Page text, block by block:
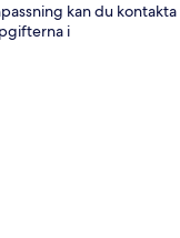
kan du kontakta
i